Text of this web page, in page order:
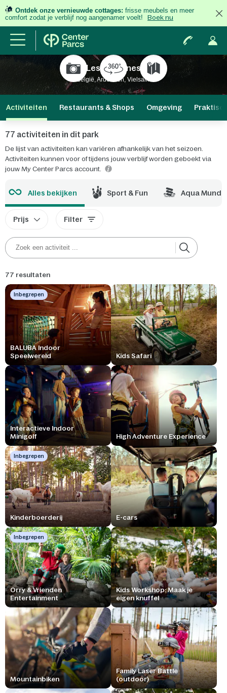
Ontdek onze vernieuwde cottages: frisse meubels en meer
comfort zodat je verblijf nog aangenamer voelt!
Boek nu
Les Ardennes
België, Ardennen, Vielsalm
Activiteiten Restaurants & Shops Omgeving
77 activiteiten in dit park
De lijst van activiteiten kan variëren afhankelijk van het seizoen.
Activiteiten kunnen voor of tijdens jouw verblijf worden geboekt via
jouw My Center Parcs account.
Alles bekijken Sport & Fun Aqua Mundo
Prijs Filter
77 resultaten
Inbegrepen
BALUBA Indoor
Speelwereld
Kids Safari
Interactieve Indoor
Minigolf
High Adventure Experience
Inbegrepen
Kinderboerderij E-cars
Inbegrepen
Orry & Vrienden
Entertainment
Kids Workshop: Maak je
eigen knuffel
Mountainbiken
Family Laser Battle
(outdoor)